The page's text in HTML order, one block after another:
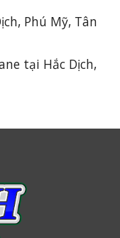
Phú Mỹ, Tân
tại Hắc Dịch,